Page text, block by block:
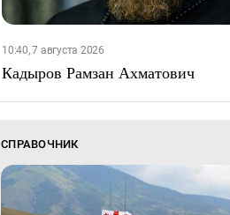
10:40, 7 августа 2026
Кадыров Рамзан Ахматович
СПРАВОЧНИК